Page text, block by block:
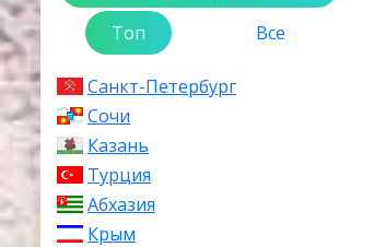
Топ
Все
Санкт-Петербург
Сочи
Казань
Турция
Абхазия
Крым